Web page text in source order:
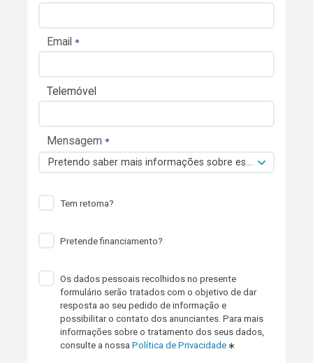
Email
Telemóvel
Mensagem
Pretendo saber mais informações sobre esta viatura.
Tem retoma?
Pretende financiamento?
Os dados pessoais recolhidos no presente
formulário serão tratados com o objetivo de dar
resposta ao seu pedido de informação e
possibilitar o contato dos anunciantes. Para mais
informações sobre o tratamento dos seus dados,
consulte a nossaPolítica de Privacidade